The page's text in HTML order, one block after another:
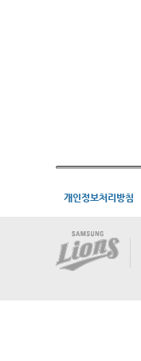
개인정보처리방침